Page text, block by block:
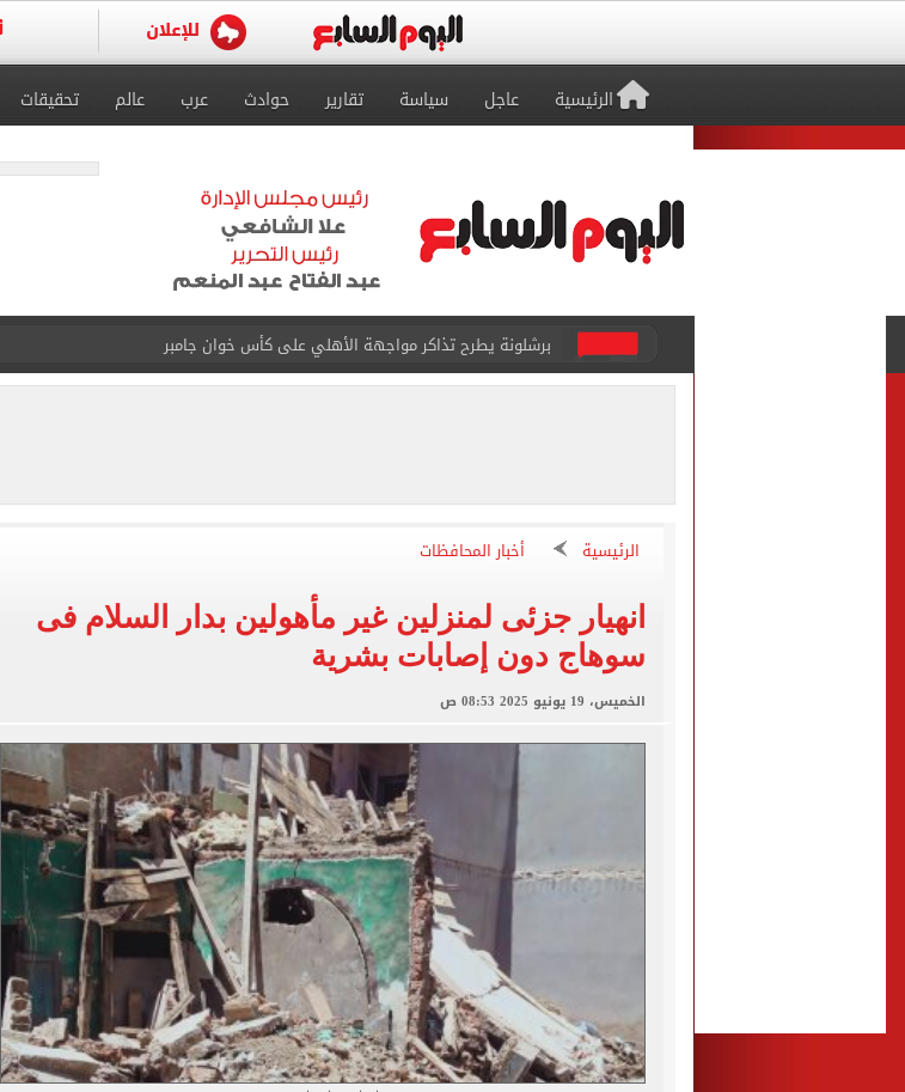
الرئيسية عاجل سياسة تقارير حوادث عرب عالم تحقيقات
برشلونة يطرح تذاكر مواجهة الأهلي على كأس خوان جامبر
طرابزون سبور ينفي الحجز على مستحقات محمد صلاح
انطلاق مباراة مصر وإسبانيا فى نصف نهائي بطولة العالم لناشئات كرة اليد
الكشف عن قصر محمد صلاح الفاخر فى طرابزون.. صور
الاتحاد التركي يمنح طرابزون سبور رخصة مشاركة محمد صلاح
الرئيسية أخبار المحافظات
انهيار جزئى لمنزلين غير مأهولين بدار السلام فى
سوهاج دون إصابات بشرية
الخميس، 19 يونيو 2025 08:53 ص